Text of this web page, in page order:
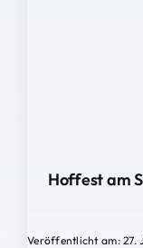
Hoffest am
Veröffentlicht am: 27.